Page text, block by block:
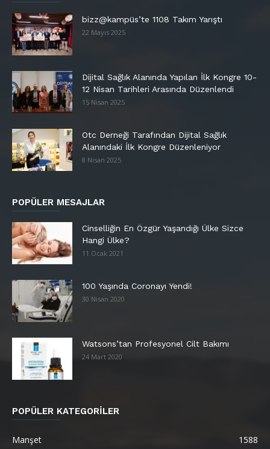
bizz@kampüs’te 1108 Takım Yarıştı
22 Mayıs 2025
Dijital Sağlık Alanında Yapılan İlk Kongre 10-
12 Nisan Tarihleri Arasında Düzenlendi
15 Nisan 2025
Otc Derneği Tarafından Dijital Sağlık
Alanındaki İlk Kongre Düzenleniyor
8 Nisan 2025
POPÜLER MESAJLAR
Cinselliğin En Özgür Yaşandığı Ülke Sizce
Hangi Ülke?
11 Ocak 2021
100 Yaşında Coronayı Yendi!
30 Nisan 2020
Watsons’tan Profesyonel Cilt Bakımı
24 Mart 2020
POPÜLER KATEGORİLER
Manşet
1588